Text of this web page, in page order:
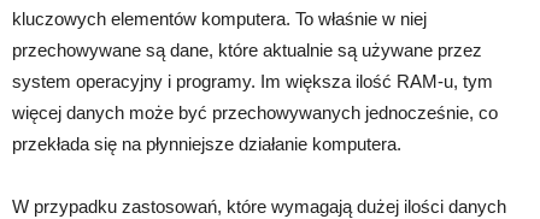
kluczowych elementów komputera. To właśnie w niej
przechowywane są dane, które aktualnie są używane przez
system operacyjny i programy. Im większa ilość RAM-u, tym
więcej danych może być przechowywanych jednocześnie, co
przekłada się na płynniejsze działanie komputera.
W przypadku zastosowań, które wymagają dużej ilości danych